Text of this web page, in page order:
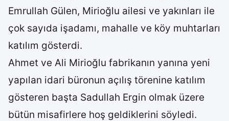
Emrullah Gülen, Mirioğlu ailesi ve yakınları ile
çok sayıda işadamı, mahalle ve köy muhtarları
katılım gösterdi.
Ahmet ve Ali Mirioğlu fabrikanın yanına yeni
yapılan idari büronun açılış törenine katılım
gösteren başta Sadullah Ergin olmak üzere
bütün misafirlere hoş geldiklerini söyledi.